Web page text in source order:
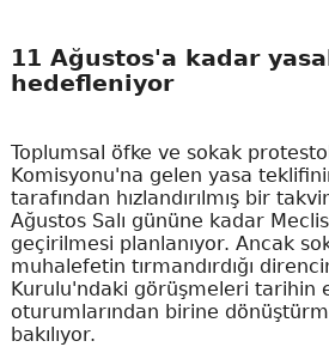
11 Ağustos'a kadar
hedefleniyor
Toplumsal öfke ve sokak
Komisyonu'na gelen yasa
tarafından hızlandırılmış bir
Ağustos Salı gününe kadar
geçirilmesi planlanıyor. Ancak
muhalefetin tırmandırdığı
Kurulu'ndaki görüşmeleri tarihin
oturumlarından birine
bakılıyor.